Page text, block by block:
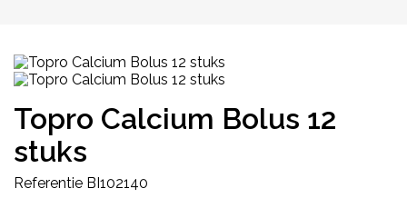
Topro Calcium Bolus 12
stuks
Referentie BI102140